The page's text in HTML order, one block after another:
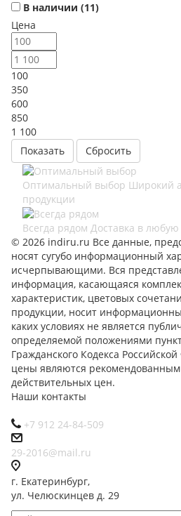
В наличии (11)
Цена
100
350
600
850
1 100
Сбросить
Оптимальный выбор Широкий
продукции
Всегда рядом Доставка в любую
© 2026 indiru.ru Все данные,
носят сугубо информационный
исчерпывающими. Вся
информация, касающаяся
характеристик, цветовых
продукции, носит
каких условиях не является
определяемой положениями
Гражданского Кодекса
цены являются
действительных цен.
Наши контакты
+7 912 24-84-509
29-2016@mail.ru
г. Екатеринбург,
ул. Челюскинцев д. 29